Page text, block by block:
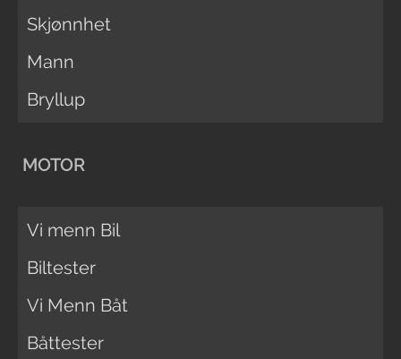
Skjønnhet
Mann
Bryllup
MOTOR
Vi menn Bil
Biltester
Vi Menn Båt
Båttester